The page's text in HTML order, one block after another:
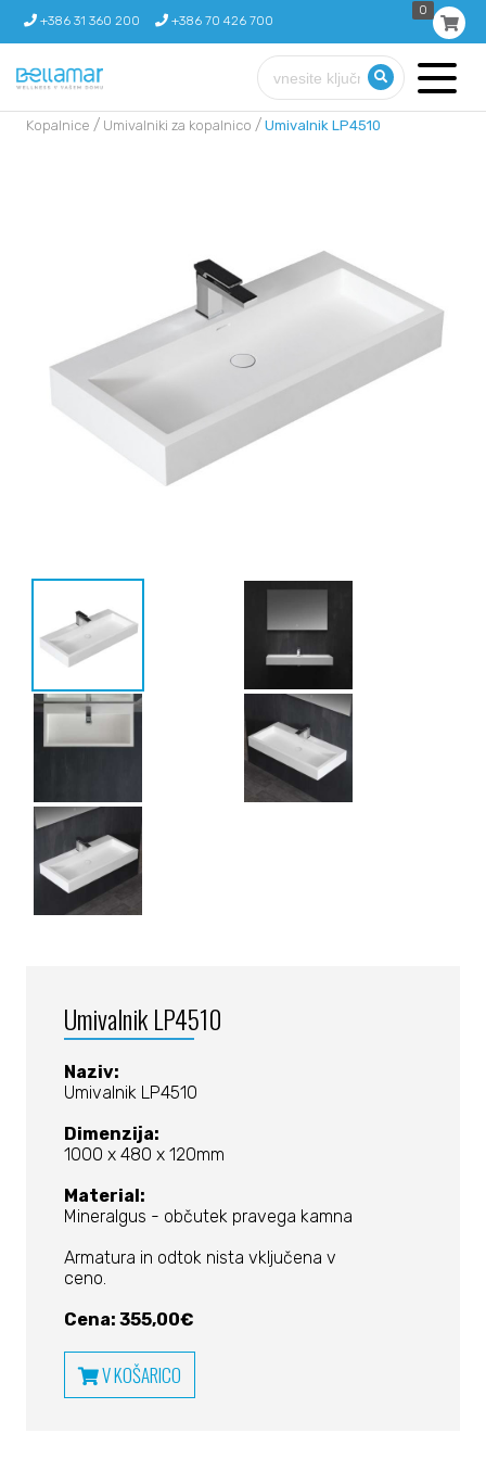
+386 31 360 200 +386 70 426 700
0
Kopalnice / Umivalniki za kopalnico / Umivalnik LP4510
Umivalnik LP4510
Naziv:
Umivalnik LP4510
Dimenzija:
1000 x 480 x 120mm
Material:
Mineralgus - občutek pravega kamna
Armatura in odtok nista vključena v
ceno.
Cena: 355,00€
V KOŠARICO